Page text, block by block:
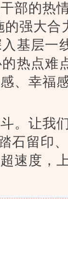
部的热
的强大
基层一
热点难
、幸福
。让我
石留印
速度，